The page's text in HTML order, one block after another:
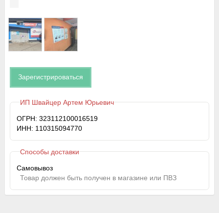
Зарегистрироваться
ИП Швайцер Артем Юрьевич
ОГРН: 323112100016519
ИНН: 110315094770
Способы доставки
Самовывоз
Товар должен быть получен в магазине или ПВЗ